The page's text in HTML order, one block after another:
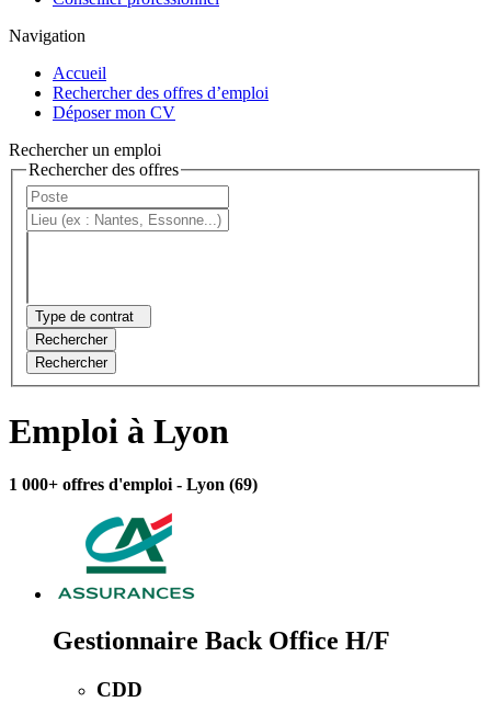
Navigation
Accueil
Rechercher des offres d’emploi
Déposer mon CV
Rechercher un emploi
Rechercher des offres
Type de contrat
Rechercher
Rechercher
Emploi à Lyon
1 000+ offres d'emploi - Lyon (69)
Gestionnaire Back Office H/F
CDD